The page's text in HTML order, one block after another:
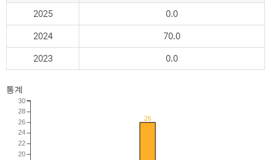
2025 0.0
2024 70.0
2023 0.0
통계
26
20
22
24
26
28
30